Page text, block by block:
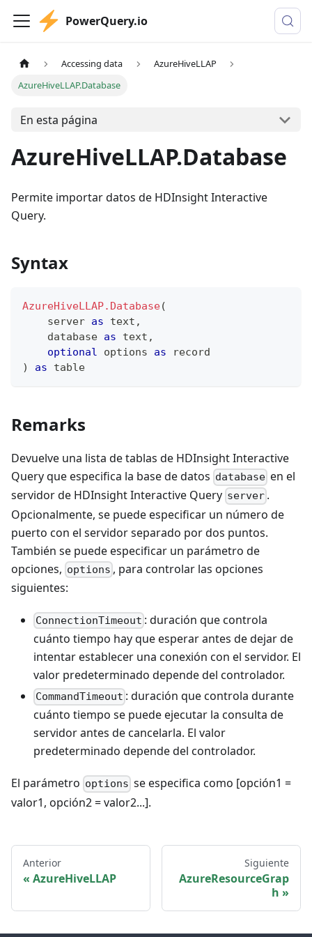
PowerQuery.io
Accessing data
AzureHiveLLAP
AzureHiveLLAP.Database
En esta página
AzureHiveLLAP.Database
Permite importar datos de HDInsight Interactive
Query.
Syntax
AzureHiveLLAP.Database(
    server
as text ,
    database
as text ,
optional options as
record
)
as table
Remarks
Devuelve una lista de tablas de HDInsight Interactive
Query que especifica la base de datos database en el
servidor de HDInsight Interactive Query server .
Opcionalmente, se puede especificar un número de
puerto con el servidor separado por dos puntos.
También se puede especificar un parámetro de
opciones, options , para controlar las opciones
siguientes:
ConnectionTimeout : duración que controla
cuánto tiempo hay que esperar antes de dejar de
intentar establecer una conexión con el servidor. El
valor predeterminado depende del controlador.
CommandTimeout : duración que controla durante
cuánto tiempo se puede ejecutar la consulta de
servidor antes de cancelarla. El valor
predeterminado depende del controlador.
El parámetro options se especifica como [opción1 =
valor1, opción2 = valor2...].
Anterior
AzureHiveLLAP
Siguiente
AzureResourceGrap
h